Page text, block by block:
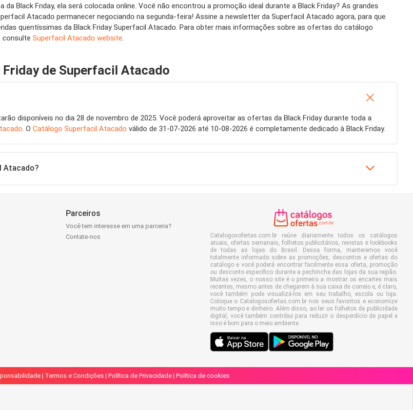
Black Friday, ela será colocada online. Você não encontrou a promoção ideal durante a Black Friday? As grandes
Atacado permanecer negociando na segunda-feira! Assine a newsletter da Superfacil Atacado agora, para que
quentíssimas da Black Friday Superfacil Atacado. Para obter mais informações sobre as ofertas do catálogo
consulte Superfacil Atacado website.
de Superfacil Atacado
disponíveis no dia 28 de novembro de 2025. Você poderá aproveitar as ofertas da Black Friday durante toda a
. O Catálogo Superfacil Atacado válido de 31-07-2026 até 10-08-2026 é completamente dedicado à Black Friday.
Atacado?
Parceiros
Você tem interesse em uma parceria?
Contate-nos
Catalogosofertas.com.br reúne diariamente todos os catálogos
atuais, ofertas semanais, folhetos publicitários, revistas e lookbooks
de todas as lojas do Brasil. Dessa forma, manteremos você
totalmente informado sobre as promoções, descontos e ofertas do
catálogo e você poderá encontrar facilmente essa oferta, promoção
ou desconto específico durante a pechincha das lojas da sua região.
Muitas vezes, o nosso site é o primeiro a mostrar os encartes mais
recentes, mesmo antes de chegarem à sua caixa de correio e, é claro,
você também pode visualizá-los em seu trabalho, escola ou loja.
Coloque o Catalogosofertas.com.br nos seus favoritos e economize
muito tempo e dinheiro. Além disso, ao ler os folhetos de publicidade
digital, você também contribui para reduzir o desperdício de papel e
isso é bom para o meio ambiente.
| Termos e Condições | Política de Privacidade | Política de cookies